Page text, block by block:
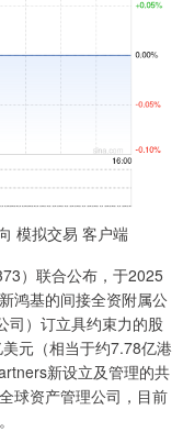
模拟交易 客户端
）联合公布，于2025
鸿基的间接全资附属公
司）订立具约束力的股
元（相当于约7.78亿港
新设立及管理的共
球资产管理公司，目前